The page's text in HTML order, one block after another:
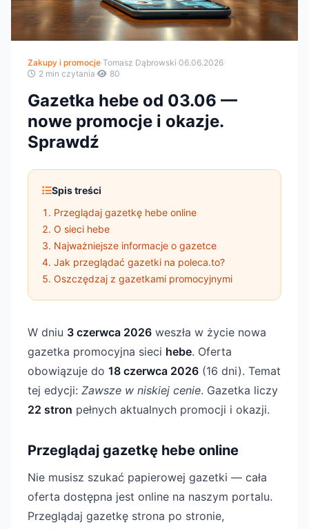
Zakupy i promocje·Tomasz Dąbrowski·06.06.2026·
2 min czytania· 80
Gazetka hebe od 03.06 —
nowe promocje i okazje.
Sprawdź
Spis treści
Przeglądaj gazetkę hebe online
O sieci hebe
Najważniejsze informacje o gazetce
Jak przeglądać gazetki na poleca.to?
Oszczędzaj z gazetkami promocyjnymi
W dniu 3 czerwca 2026 weszła w życie nowa
gazetka promocyjna sieci hebe. Oferta
obowiązuje do 18 czerwca 2026 (16 dni). Temat
tej edycji: Zawsze w niskiej cenie. Gazetka liczy
22 stron pełnych aktualnych promocji i okazji.
Przeglądaj gazetkę hebe online
Nie musisz szukać papierowej gazetki — cała
oferta dostępna jest online na naszym portalu.
Przeglądaj gazetkę strona po stronie,